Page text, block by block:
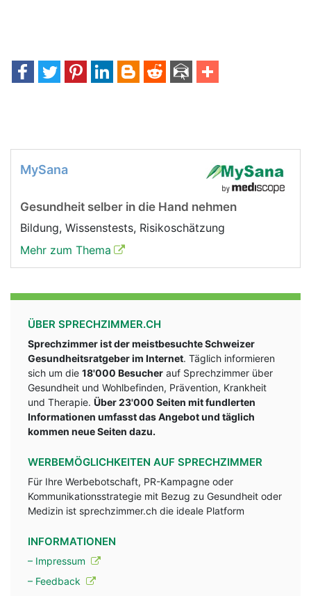
MySana
Gesundheit selber in die Hand nehmen
Bildung, Wissenstests, Risikoschätzung
Mehr zum Thema
ÜBER SPRECHZIMMER.CH
Sprechzimmer ist der meistbesuchte Schweizer
Gesundheitsratgeber im Internet. Täglich informieren
sich um die 18'000 Besucher auf Sprechzimmer über
Gesundheit und Wohlbefinden, Prävention, Krankheit
und Therapie. Über 23'000 Seiten mit fundlerten
Informationen umfasst das Angebot und täglich
kommen neue Seiten dazu.
WERBEMÖGLICHKEITEN AUF SPRECHZIMMER
Für Ihre Werbebotschaft, PR-Kampagne oder
Kommunikationsstrategie mit Bezug zu Gesundheit oder
Medizin ist sprechzimmer.ch die ideale Platform
INFORMATIONEN
– Impressum
– Feedback